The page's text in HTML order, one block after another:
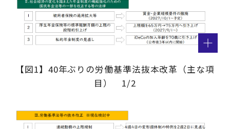
【図1】40年ぶりの労働基準法抜本改革（主な項
目） 1/2